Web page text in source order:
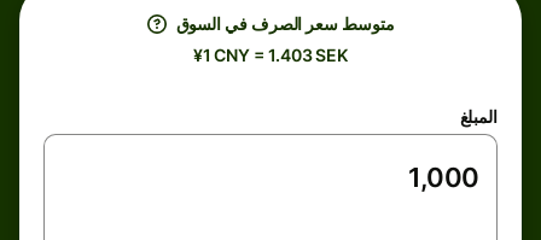
متوسط ​​سعر الصرف في السوق
¥1 CNY = 1.403 SEK
المبلغ